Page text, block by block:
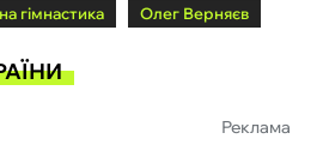
гімнастика Олег Верняєв
Реклама